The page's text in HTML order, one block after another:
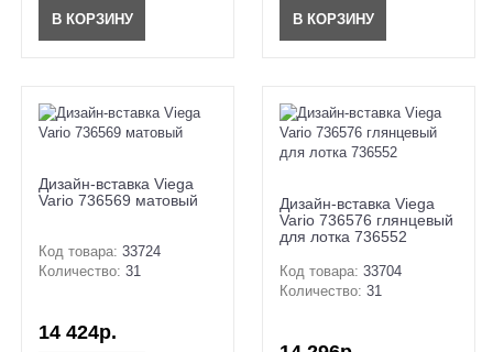
В КОРЗИНУ В КОРЗИНУ
Дизайн-вставка Viega
Vario 736569 матовый
Код товара: 33724
Количество: 31
14 424р.
Дизайн-вставка Viega
Vario 736576 глянцевый
для лотка 736552
Код товара: 33704
Количество: 31